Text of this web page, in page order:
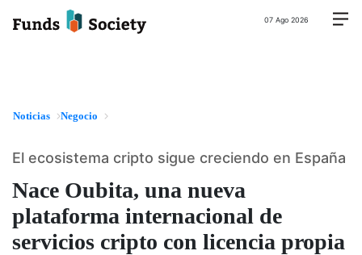
07 Ago 2026
Noticias Negocio
Nace Oubita, una nueva
plataforma internacional de
servicios cripto con licencia propia
El ecosistema cripto sigue creciendo en España